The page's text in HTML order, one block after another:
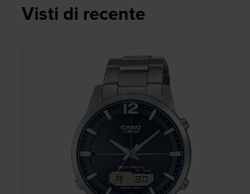
Visti di recente